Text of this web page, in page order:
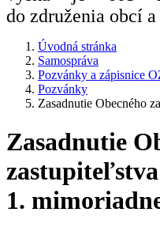
do združenia obcí
Úvodná stránka
Samospráva
Pozvánky a zápisnice
Pozvánky
Zasadnutie Obecného
Zasadnutie
1.